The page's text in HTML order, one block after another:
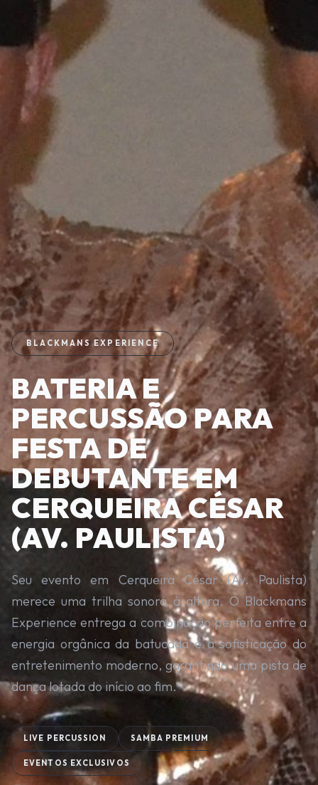
BLACKMANS EXPERIENCE
BATERIA E
PERCUSSÃO PARA
FESTA DE
DEBUTANTE EM
CERQUEIRA CÉSAR
(AV. PAULISTA)
Seu evento em Cerqueira César (Av. Paulista)
merece uma trilha sonora à altura. O Blackmans
Experience entrega a combinação perfeita entre a
energia orgânica da batucada e a sofisticação do
entretenimento moderno, garantindo uma pista de
dança lotada do início ao fim.
LIVE PERCUSSION SAMBA PREMIUM
EVENTOS EXCLUSIVOS